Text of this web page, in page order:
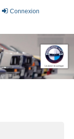
Connexion